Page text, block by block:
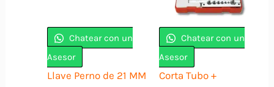
Chatear con un
Asesor
Llave Perno de 21 MM
Chatear con un
Asesor
Corta Tubo +